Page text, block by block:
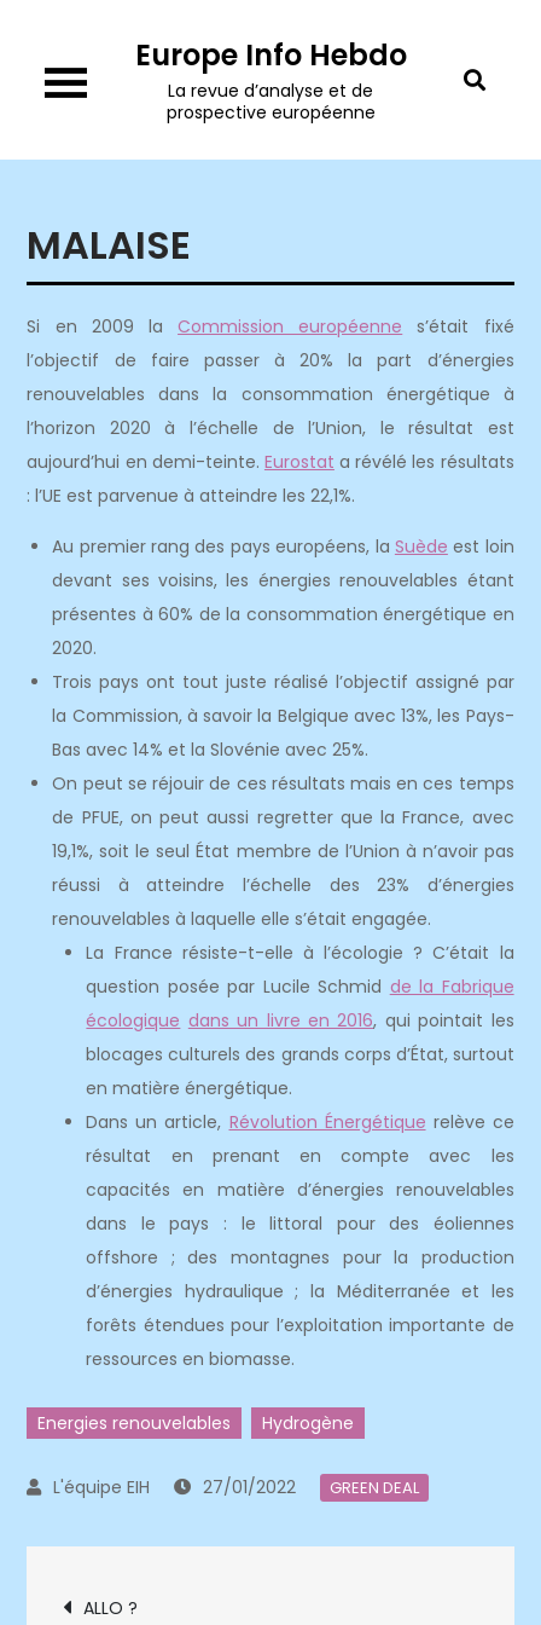
content
Europe Info Hebdo
La revue d’analyse et de
prospective européenne
MALAISE
Si en 2009 la Commission européenne s’était fixé
l’objectif de faire passer à 20% la part d’énergies
renouvelables dans la consommation énergétique à
l’horizon 2020 à l’échelle de l’Union, le résultat est
aujourd’hui en demi-teinte. Eurostat a révélé les résultats
: l’UE est parvenue à atteindre les 22,1%.
Au premier rang des pays européens, la Suède est loin
devant ses voisins, les énergies renouvelables étant
présentes à 60% de la consommation énergétique en
2020.
Trois pays ont tout juste réalisé l’objectif assigné par
la Commission, à savoir la Belgique avec 13%, les Pays-
Bas avec 14% et la Slovénie avec 25%.
On peut se réjouir de ces résultats mais en ces temps
de PFUE, on peut aussi regretter que la France, avec
19,1%, soit le seul État membre de l’Union à n’avoir pas
réussi à atteindre l’échelle des 23% d’énergies
renouvelables à laquelle elle s’était engagée.
La France résiste-t-elle à l’écologie ? C’était la
question posée par Lucile Schmid de la Fabrique
écologique dans un livre en 2016, qui pointait les
blocages culturels des grands corps d’État, surtout
en matière énergétique.
Dans un article, Révolution Énergétique relève ce
résultat en prenant en compte avec les
capacités en matière d’énergies renouvelables
dans le pays : le littoral pour des éoliennes
offshore ; des montagnes pour la production
d’énergies hydraulique ; la Méditerranée et les
forêts étendues pour l’exploitation importante de
ressources en biomasse.
Energies renouvelables Hydrogène
27/01/2022 GREEN DEAL
Navigation
ALLO ?